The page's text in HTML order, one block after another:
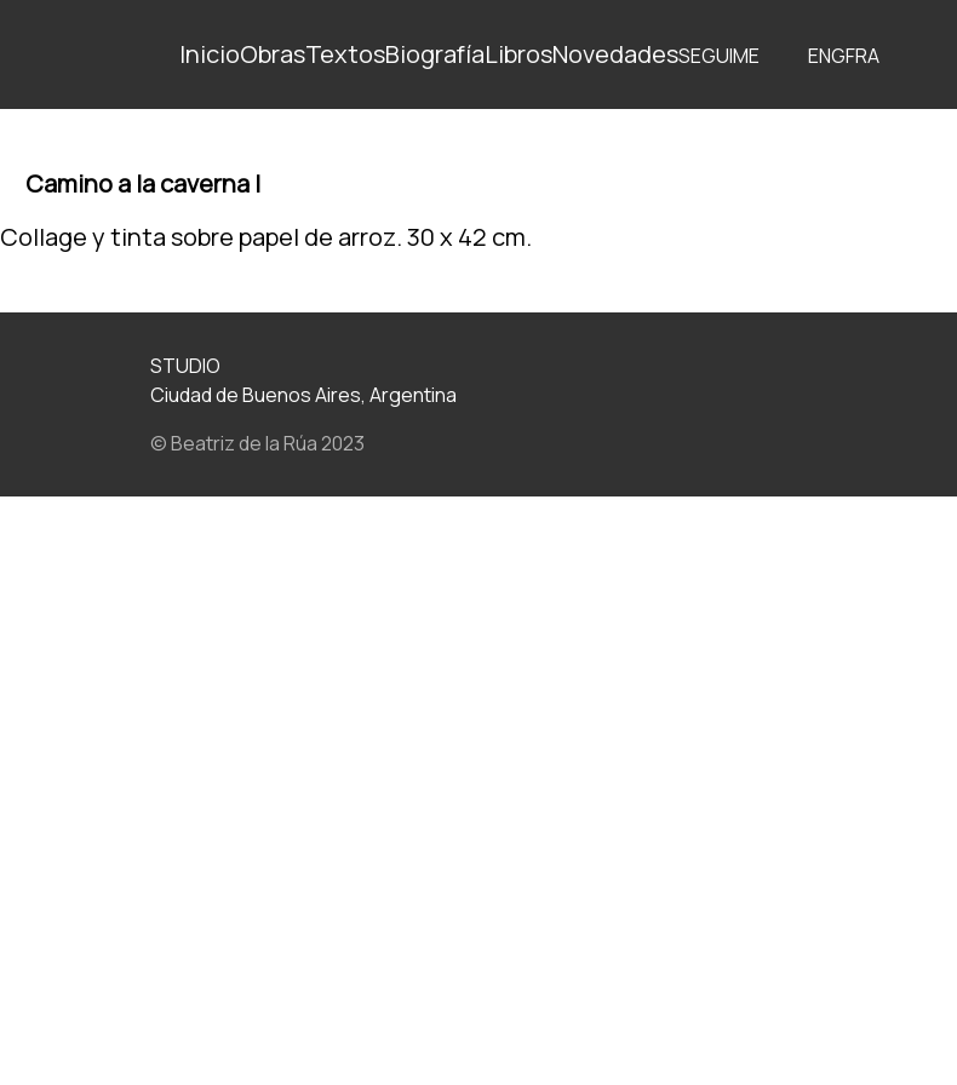
InicioObrasTextosBiografíaLibrosNovedadesSEGUIME ENGFRA
Camino a la caverna l
Collage y tinta sobre papel de arroz. 30 x 42 cm.
STUDIO
Ciudad de Buenos Aires, Argentina
© Beatriz de la Rúa 2023